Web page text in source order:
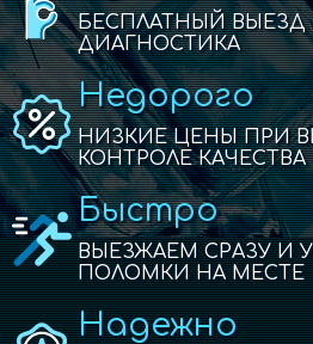
БЕСПЛАТНЫЙ
ДИАГНОСТИКА
Недорого
НИЗКИЕ ЦЕНЫ ПРИ
КОНТРОЛЕ КАЧЕСТВА
Быстро
ВЫЕЗЖАЕМ СРАЗУ И
ПОЛОМКИ НА МЕСТЕ
Надежно